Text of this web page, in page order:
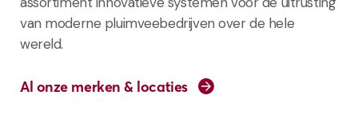
van moderne pluimveebedrijven over de hele
wereld.
Al onze merken & locaties